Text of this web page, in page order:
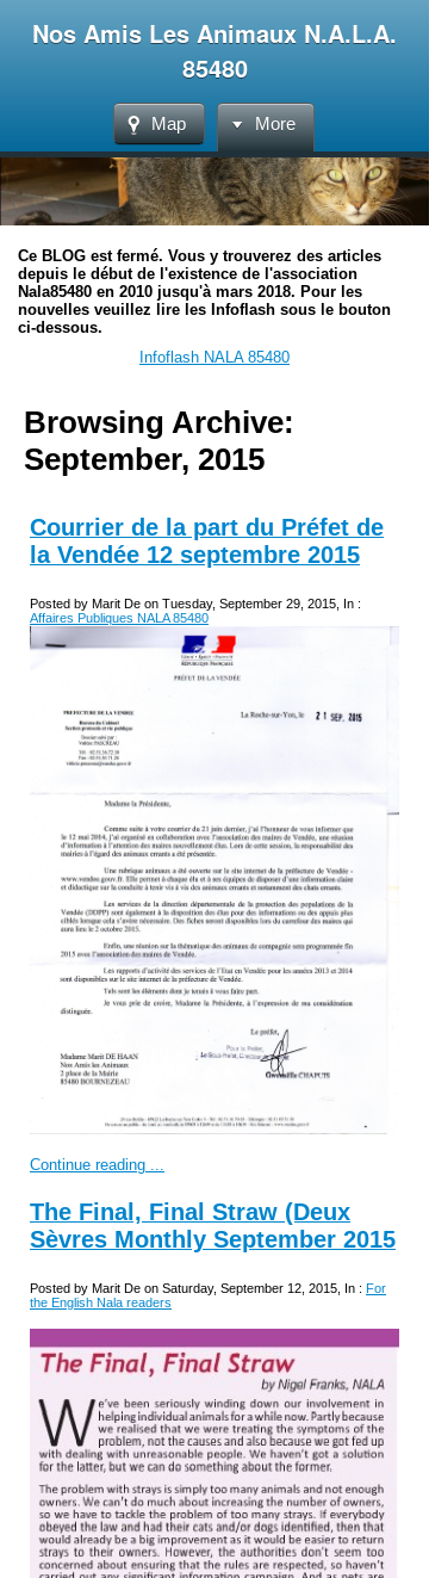
Nos Amis Les Animaux N.A.L.A.
85480
Map More
Ce BLOG est fermé. Vous y trouverez des articles
depuis le début de l'existence de l'association
Nala85480 en 2010 jusqu'à mars 2018. Pour les
nouvelles veuillez lire les Infoflash sous le bouton
ci-dessous.
Infoflash NALA 85480
Browsing Archive:
September, 2015
Courrier de la part du Préfet de
la Vendée 12 septembre 2015
Posted by Marit De on Tuesday, September 29, 2015, In :
Affaires Publiques NALA 85480
Continue reading ...
The Final, Final Straw (Deux
Sèvres Monthly September 2015
Posted by Marit De on Saturday, September 12, 2015, In : For
the English Nala readers